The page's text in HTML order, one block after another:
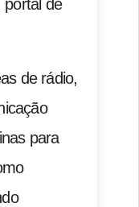
portal de
de rádio,
para